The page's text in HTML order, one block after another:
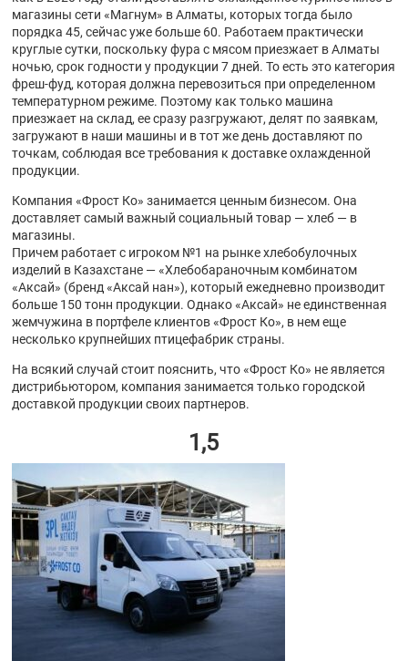
магазины сети «Магнум» в Алматы, которых тогда было
порядка 45, сейчас уже больше 60. Работаем практически
круглые сутки, поскольку фура с мясом приезжает в Алматы
ночью, срок годности у продукции 7 дней. То есть это категория
фреш-фуд, которая должна перевозиться при определенном
температурном режиме. Поэтому как только машина
приезжает на склад, ее сразу разгружают, делят по заявкам,
загружают в наши машины и в тот же день доставляют по
точкам, соблюдая все требования к доставке охлажденной
продукции.
Компания «Фрост Ко» занимается ценным бизнесом. Она
доставляет самый важный социальный товар — хлеб — в
магазины.
Причем работает с игроком №1 на рынке хлебобулочных
изделий в Казахстане — «Хлебобараночным комбинатом
«Аксай» (бренд «Аксай нан»), который ежедневно производит
больше 150 тонн продукции. Однако «Аксай» не единственная
жемчужина в портфеле клиентов «Фрост Ко», в нем еще
несколько крупнейших птицефабрик страны.
На всякий случай стоит пояснить, что «Фрост Ко» не является
дистрибьютором, компания занимается только городской
доставкой продукции своих партнеров.
1,5